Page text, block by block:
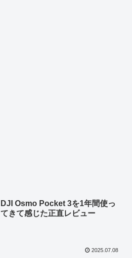
DJI Osmo Pocket 3を1年間使っ
てきて感じた正直レビュー
2025.07.08